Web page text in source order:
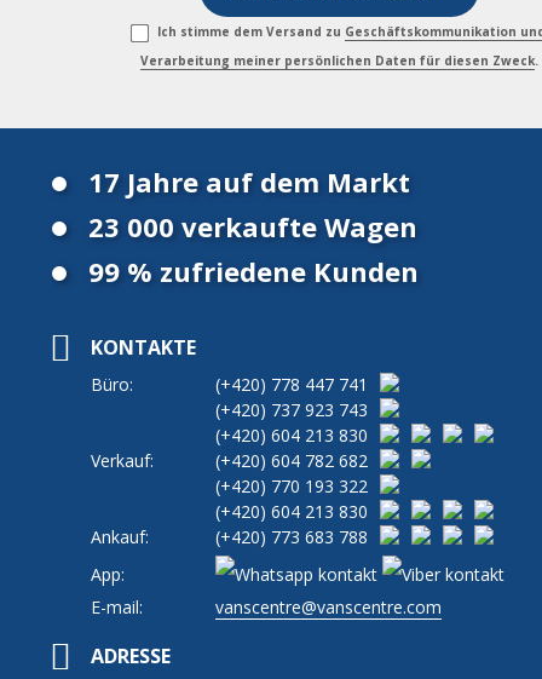
Ich stimme dem Versand zu Geschäftskommunikation
Verarbeitung meiner persönlichen Daten für diesen Zweck.
17 Jahre auf dem Markt
23 000 verkaufte Wagen
99 % zufriedene Kunden
KONTAKTE
Büro: (+420) 778 447 741
(+420) 737 923 743
(+420) 604 213 830
Verkauf:
(+420) 604 782 682
(+420) 770 193 322
(+420) 604 213 830
Ankauf:
(+420) 773 683 788
App:
E-mail:
vanscentre@vanscentre.com
ADRESSE